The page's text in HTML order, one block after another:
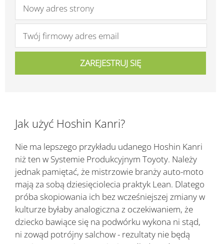
Jak użyć Hoshin Kanri?
Nie ma lepszego przykładu udanego Hoshin Kanri
niż ten w Systemie Produkcyjnym Toyoty. Należy
jednak pamiętać, że mistrzowie branży auto-moto
mają za sobą dziesięciolecia praktyk Lean. Dlatego
próba skopiowania ich bez wcześniejszej zmiany w
kulturze byłaby analogiczna z oczekiwaniem, że
dziecko bawiące się na podwórku wykona ni stąd,
ni zowąd potrójny salchow - rezultaty nie będą